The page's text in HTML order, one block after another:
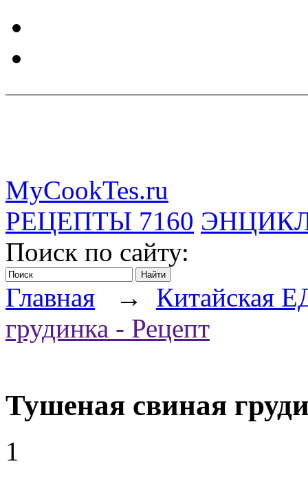
MyCookTes.ru
РЕЦЕПТЫ 7160
Поиск по сайту:
Главная → Китайская
грудинка - Рецепт
Тушеная свиная
1